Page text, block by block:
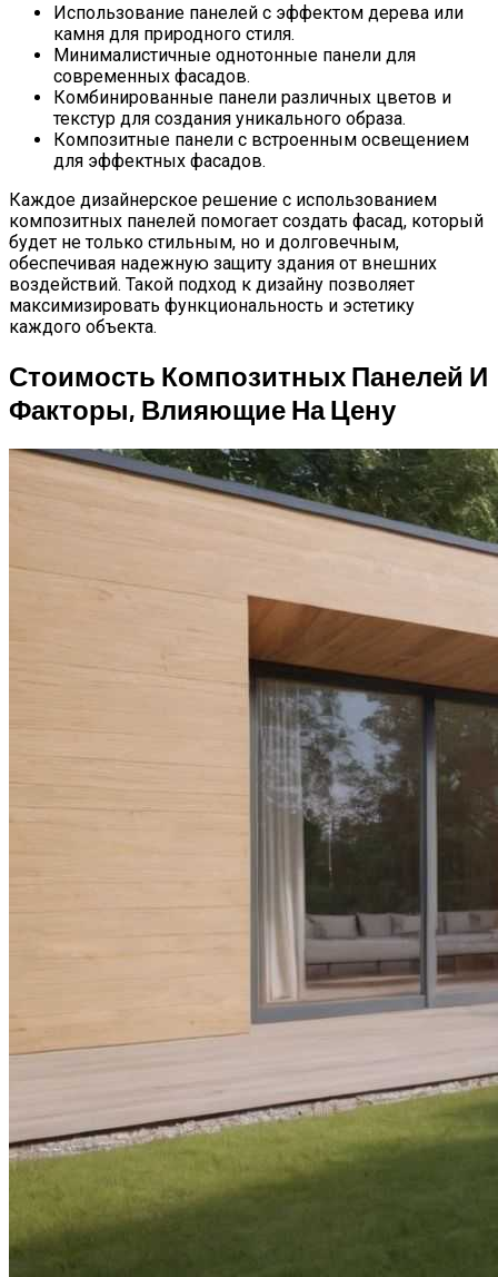
Использование панелей с эффектом дерева или
камня для природного стиля.
Минималистичные однотонные панели для
современных фасадов.
Комбинированные панели различных цветов и
текстур для создания уникального образа.
Композитные панели с встроенным освещением
для эффектных фасадов.
Каждое дизайнерское решение с использованием
композитных панелей помогает создать фасад, который
будет не только стильным, но и долговечным,
обеспечивая надежную защиту здания от внешних
воздействий. Такой подход к дизайну позволяет
максимизировать функциональность и эстетику
каждого объекта.
Стоимость Композитных Панелей И
Факторы, Влияющие На Цену